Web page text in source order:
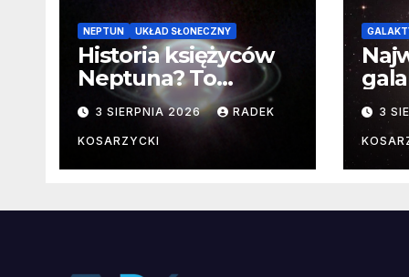
NEPTUN UKŁAD SŁONECZNY
Historia księżyców
Neptuna? To
skomplikowane
3 SIERPNIA 2026 RADEK
KOSARZYCKI
3